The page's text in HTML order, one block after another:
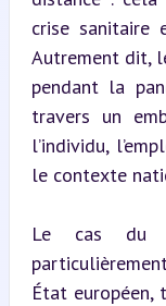
crise sanitaire
Autrement dit,
pendant la
travers un
l’individu,
le contexte
Le cas du
État